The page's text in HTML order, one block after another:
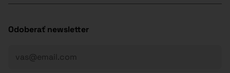
Odoberať newsletter